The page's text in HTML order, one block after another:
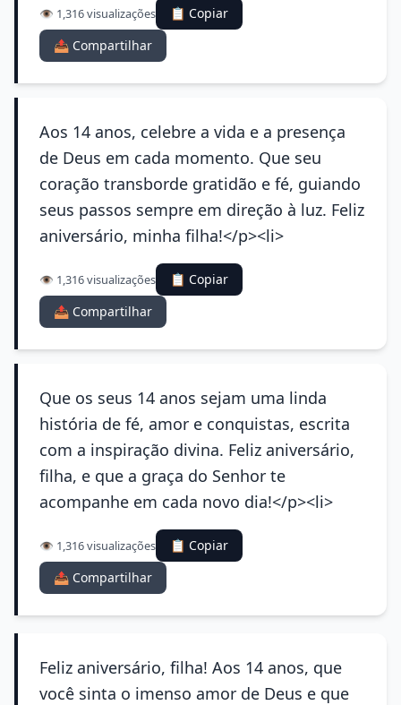
👁️ 1,316 visualizações
📋 Copiar
📤 Compartilhar
Aos 14 anos, celebre a vida e a presença
de Deus em cada momento. Que seu
coração transborde gratidão e fé, guiando
seus passos sempre em direção à luz. Feliz
aniversário, minha filha!</p><li>
👁️ 1,316 visualizações
📋 Copiar
📤 Compartilhar
Que os seus 14 anos sejam uma linda
história de fé, amor e conquistas, escrita
com a inspiração divina. Feliz aniversário,
filha, e que a graça do Senhor te
acompanhe em cada novo dia!</p><li>
👁️ 1,316 visualizações
📋 Copiar
📤 Compartilhar
Feliz aniversário, filha! Aos 14 anos, que
você sinta o imenso amor de Deus e que